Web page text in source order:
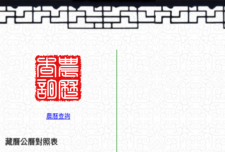
農曆查詢
藏曆公曆對照表